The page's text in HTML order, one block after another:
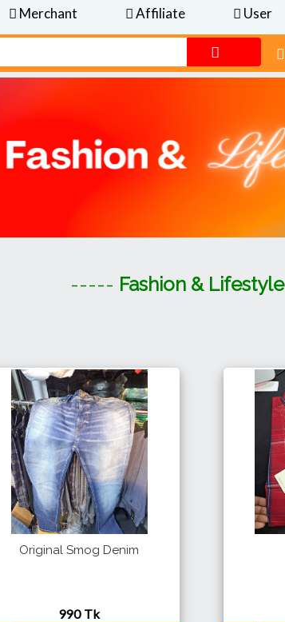
Merchant Affiliate User
----- Fashion & Lifestyle
Original Smog Denim
990 Tk